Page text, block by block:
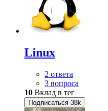
Linux
2 ответа
3 вопроса
10 Вклад в тег
Подписаться 38k